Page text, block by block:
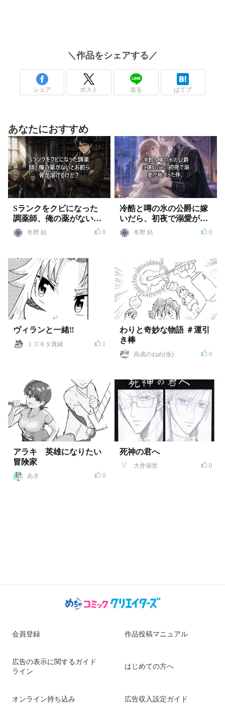
＼作品をシェアする／
シェア ポスト 送る はてブ
あなたにおすすめ
Sランクをクビになった
調薬師、俺の薬がないと
お前ら骨が溶けるけど？
冬野 結 0
冷酷と噂の氷の公爵に嫁
いだら、初夜で溺愛が始
まった件
冬野 結 0
ヴィランと一緒‼
ミズキタ真緒 1
わりと奇妙な物語 ＃運引
き棒
高成のねめ(仮) 0
アラキ 英雄になりたい
冒険家
あき 0
死神の君へ
大井淑世 0
会員登録 作品投稿マニュアル
広告の表示に関するガイド
ライン
はじめての方へ
オンライン持ち込み 広告収入設定ガイド